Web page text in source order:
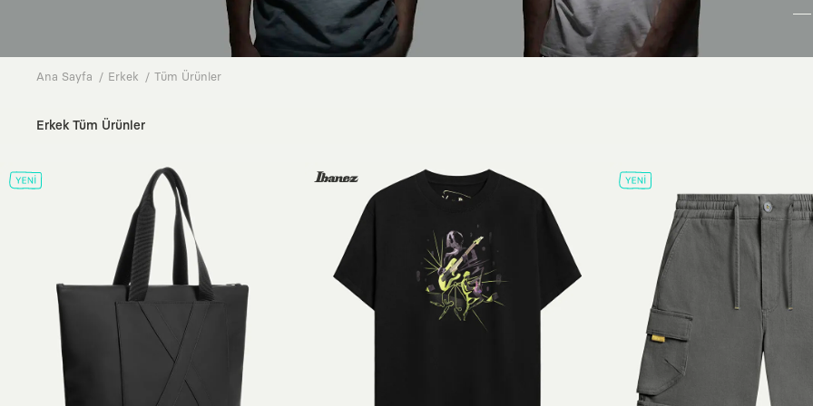
Ana Sayfa Erkek Tüm Ürünler
Erkek Tüm Ürünler